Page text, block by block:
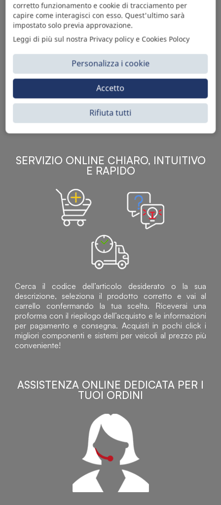
Sì Parts S.r.l. è leader nella distribuzione e vendita di
accessori per veicoli off-highway. Riconosciuto in tutto
il mondo per l’elevato standard qualitativo dei prodotti a
catalogo, attraverso la vendita B2B del ricco
assortimento di articoli originali rivolti a ricambisti,
officine meccaniche, aziende con parco macchine.
SERVIZIO ONLINE CHIARO, INTUITIVO
E RAPIDO
Cerca il codice dell’articolo desiderato o la sua
descrizione, seleziona il prodotto corretto e vai al
carrello confermando la tua scelta. Riceverai una
proforma con il riepilogo dell’acquisto e le informazioni
per pagamento e consegna. Acquisti in pochi click i
migliori componenti e sistemi per veicoli al prezzo più
conveniente!
ASSISTENZA ONLINE DEDICATA PER I
TUOI ORDINI
corretto funzionamento e cookie di tracciamento per
capire come interagisci con esso. Quest'ultimo sarà
impostato solo previa approvazione.
Leggi di più sul nostra Privacy policy e Cookies Polocy
Personalizza i cookie
Rifiuta tutti
Accetto